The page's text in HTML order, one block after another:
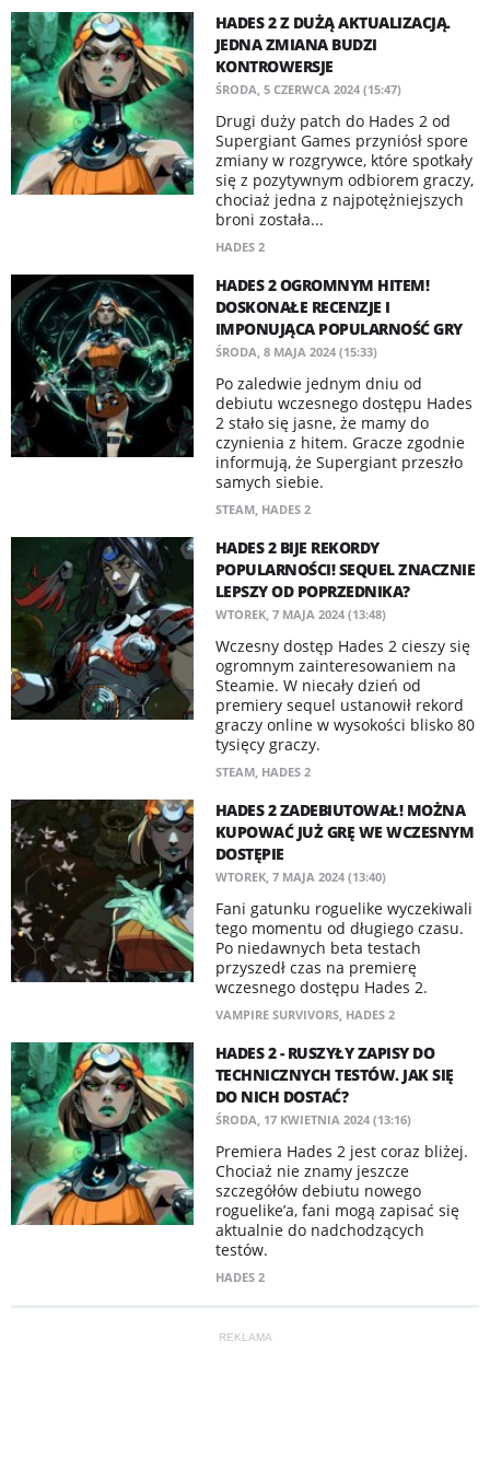
HADES 2 Z DUŻĄ AKTUALIZACJĄ.
JEDNA ZMIANA BUDZI
KONTROWERSJE
ŚRODA, 5 CZERWCA 2024 (15:47)
Drugi duży patch do Hades 2 od
Supergiant Games przyniósł spore
zmiany w rozgrywce, które spotkały
się z pozytywnym odbiorem graczy,
chociaż jedna z najpotężniejszych
broni została...
HADES 2
HADES 2 OGROMNYM HITEM!
DOSKONAŁE RECENZJE I
IMPONUJĄCA POPULARNOŚĆ GRY
ŚRODA, 8 MAJA 2024 (15:33)
Po zaledwie jednym dniu od
debiutu wczesnego dostępu Hades
2 stało się jasne, że mamy do
czynienia z hitem. Gracze zgodnie
informują, że Supergiant przeszło
samych siebie.
STEAM, HADES 2
HADES 2 BIJE REKORDY
POPULARNOŚCI! SEQUEL ZNACZNIE
LEPSZY OD POPRZEDNIKA?
WTOREK, 7 MAJA 2024 (13:48)
Wczesny dostęp Hades 2 cieszy się
ogromnym zainteresowaniem na
Steamie. W niecały dzień od
premiery sequel ustanowił rekord
graczy online w wysokości blisko 80
tysięcy graczy.
STEAM, HADES 2
HADES 2 ZADEBIUTOWAŁ! MOŻNA
KUPOWAĆ JUŻ GRĘ WE WCZESNYM
DOSTĘPIE
WTOREK, 7 MAJA 2024 (13:40)
Fani gatunku roguelike wyczekiwali
tego momentu od długiego czasu.
Po niedawnych beta testach
przyszedł czas na premierę
wczesnego dostępu Hades 2.
VAMPIRE SURVIVORS, HADES 2
HADES 2 - RUSZYŁY ZAPISY DO
TECHNICZNYCH TESTÓW. JAK SIĘ
DO NICH DOSTAĆ?
ŚRODA, 17 KWIETNIA 2024 (13:16)
Premiera Hades 2 jest coraz bliżej.
Chociaż nie znamy jeszcze
szczegółów debiutu nowego
roguelike’a, fani mogą zapisać się
aktualnie do nadchodzących
testów.
HADES 2
REKLAMA